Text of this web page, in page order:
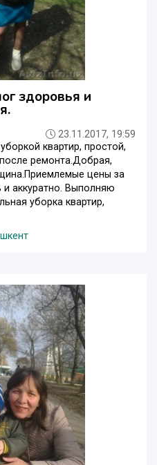
здоровья и
23.11.2017, 19:59
квартир, простой,
ремонта.Добрая,
цены за
аккуратно. Выполняю
уборка квартир,